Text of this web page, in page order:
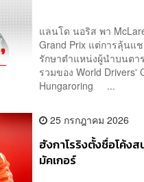
แลนโด นอริส พา
Grand Prix แต่การลุ้นแ
รักษาตำแหน่งผู้นำบนต
รวมของ World Drivers'
Hungaroring ...
25 กรกฎาคม 2026
ฮังกาโรริงตั้งชื่อโค้ง
มัคเกอร์